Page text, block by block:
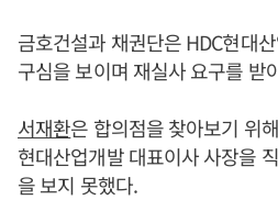
금호건설과 채권단은 HDC현대
구심을 보이며 재실사 요구를 받
서재환은 합의점을 찾아보기 위
현대산업개발 대표이사 사장을
을 보지 못했다.